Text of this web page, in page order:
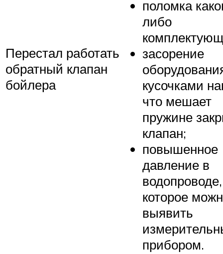
Перестал работать
обратный клапан
бойлера
поломка
либо
засорение
кусочками
что мешает
пружине
клапан;
повышенное
давление в
водопроводе,
которое
выявить
прибором.